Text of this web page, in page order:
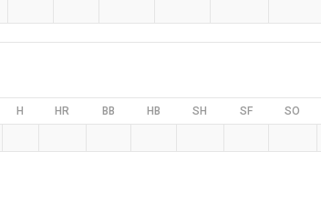
H HR BB HB SH SF SO